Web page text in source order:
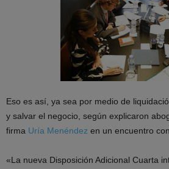
Eso es así, ya sea por medio de
y salvar el negocio, según explicaron
firma Uría Menéndez en un encuentro
«La nueva Disposición Adicional Cuarta